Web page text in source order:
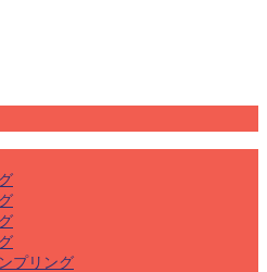
プリング